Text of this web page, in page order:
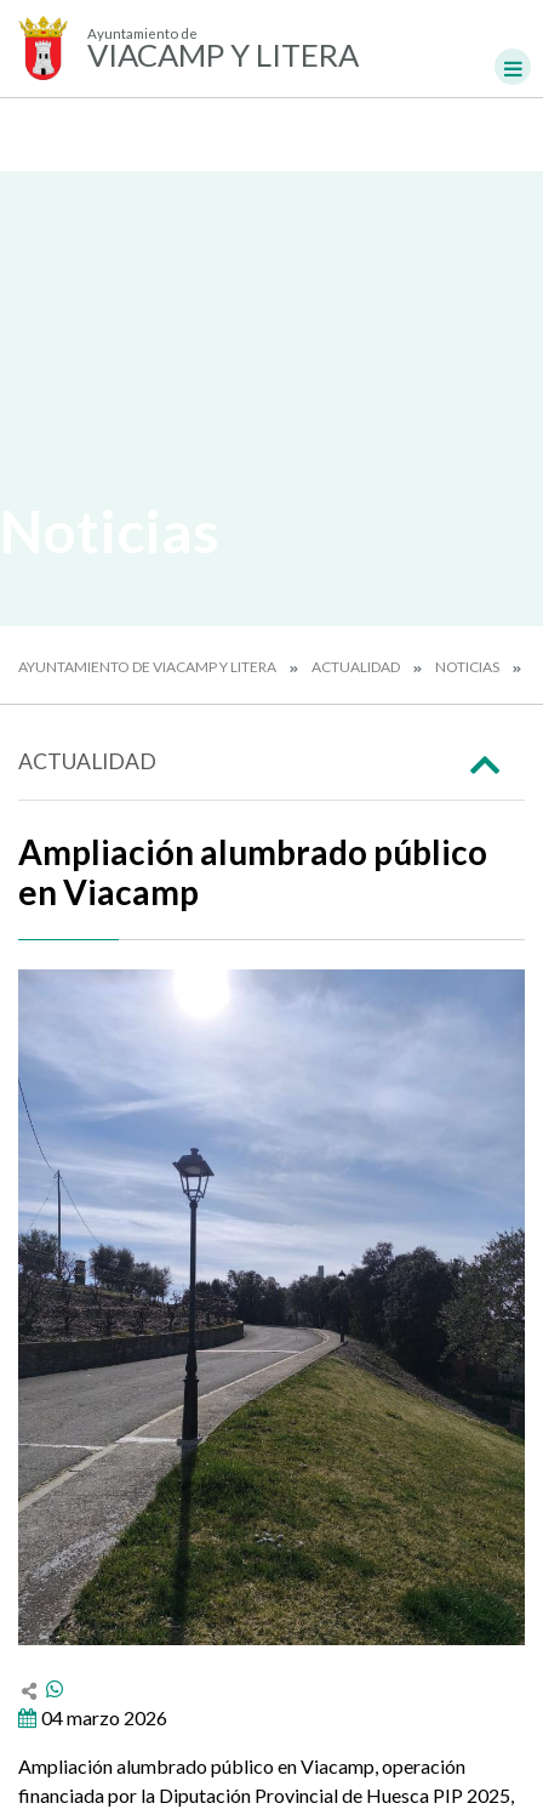
Ayuntamiento de
VIACAMP Y LITERA
AYUNTAMIENTO DE VIACAMP Y LITERA ACTUALIDAD NOTICIAS
ACTUALIDAD
Ampliación alumbrado público
en Viacamp
04 marzo 2026
Ampliación alumbrado público en Viacamp, operación
financiada por la Diputación Provincial de Huesca PIP 2025,